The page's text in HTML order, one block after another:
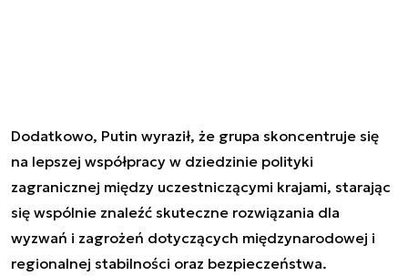
Dodatkowo, Putin wyraził, że grupa skoncentruje się
na lepszej współpracy w dziedzinie polityki
zagranicznej między uczestniczącymi krajami, starając
się wspólnie znaleźć skuteczne rozwiązania dla
wyzwań i zagrożeń dotyczących międzynarodowej i
regionalnej stabilności oraz bezpieczeństwa.